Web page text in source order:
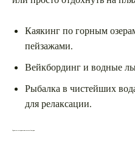
Каякинг по горным
пейзажами.
Вейкбординг и водные
Рыбалка в чистейших
для релаксации.
Туризм по историческим местам Австрии